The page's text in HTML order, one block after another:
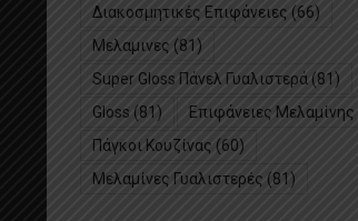
Διακοσμητικές Επιφάνειες (66)
Μελαμινες (81)
Super Gloss Πάνελ Γυαλιστερά (81)
Gloss (81) Επιφάνειες Μελαμίνης
Πάγκοι Κουζίνας (60)
Μελαμίνες Γυαλιστερές (81)